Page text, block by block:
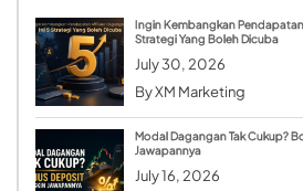
Ingin Kembangkan
Strategi Yang Boleh Dicuba
July 30, 2026
ByXM Marketing
Modal Dagangan Tak Cukup?
Jawapannya
July 16, 2026